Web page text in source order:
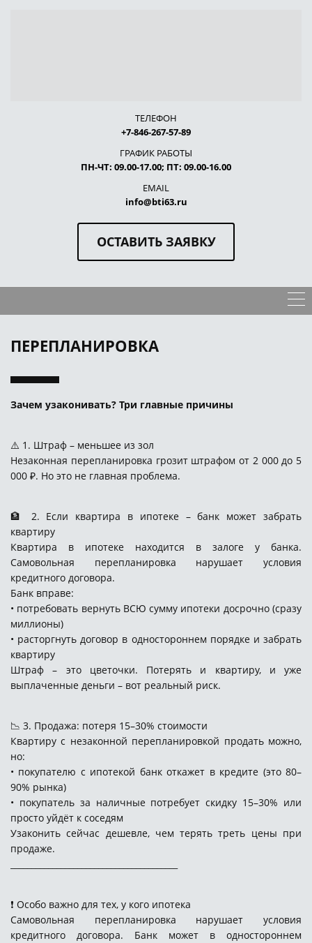
ТЕЛЕФОН
+7-846-267-57-89
ГРАФИК РАБОТЫ
ПН-ЧТ: 09.00-17.00; ПТ: 09.00-16.00
EMAIL
info@bti63.ru
ОСТАВИТЬ ЗАЯВКУ
ПЕРЕПЛАНИРОВКА
Зачем узаконивать? Три главные причины
⚠️ 1. Штраф – меньшее из зол
Незаконная перепланировка грозит штрафом от 2 000 до 5
000 ₽. Но это не главная проблема.
🏦 2. Если квартира в ипотеке – банк может забрать
квартиру
Квартира в ипотеке находится в залоге у банка.
Самовольная перепланировка нарушает условия
кредитного договора.
Банк вправе:
• потребовать вернуть ВСЮ сумму ипотеки досрочно (сразу
миллионы)
• расторгнуть договор в одностороннем порядке и забрать
квартиру
Штраф – это цветочки. Потерять и квартиру, и уже
выплаченные деньги – вот реальный риск.
📉 3. Продажа: потеря 15–30% стоимости
Квартиру с незаконной перепланировкой продать можно,
но:
• покупателю с ипотекой банк откажет в кредите (это 80–
90% рынка)
• покупатель за наличные потребует скидку 15–30% или
просто уйдёт к соседям
Узаконить сейчас дешевле, чем терять треть цены при
продаже.
❗ Особо важно для тех, у кого ипотека
Самовольная перепланировка нарушает условия
кредитного договора. Банк может в одностороннем